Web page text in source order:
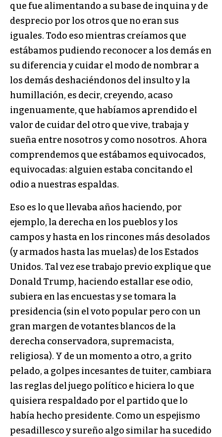
que fue alimentando a su base de inquina y de
desprecio por los otros que no eran sus
iguales. Todo eso mientras creíamos que
estábamos pudiendo reconocer a los demás en
su diferencia y cuidar el modo de nombrar a
los demás deshaciéndonos del insulto y la
humillación, es decir, creyendo, acaso
ingenuamente, que habíamos aprendido el
valor de cuidar del otro que vive, trabaja y
sueña entre nosotros y como nosotros. Ahora
comprendemos que estábamos equivocados,
equivocadas: alguien estaba concitando el
odio a nuestras espaldas.
Eso es lo que llevaba años haciendo, por
ejemplo, la derecha en los pueblos y los
campos y hasta en los rincones más desolados
(y armados hasta las muelas) de los Estados
Unidos. Tal vez ese trabajo previo explique que
Donald Trump, haciendo estallar ese odio,
subiera en las encuestas y se tomara la
presidencia (sin el voto popular pero con un
gran margen de votantes blancos de la
derecha conservadora, supremacista,
religiosa). Y de un momento a otro, a grito
pelado, a golpes incesantes de tuiter, cambiara
las reglas del juego político e hiciera lo que
quisiera respaldado por el partido que lo
había hecho presidente. Como un espejismo
pesadillesco y sureño algo similar ha sucedido